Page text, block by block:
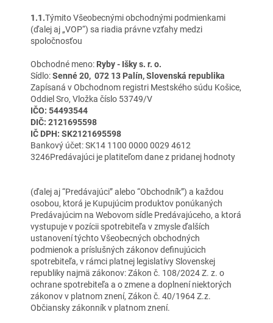
1.1.Týmito Všeobecnými obchodnými podmienkami
(ďalej aj „VOP“) sa riadia právne vzťahy medzi
spoločnosťou
Obchodné meno: Ryby - Išky s. r. o.
Sídlo:Senné 20, 072 13 Palín, Slovenská republika
Zapísaná v Obchodnom registri Mestského súdu Košice,
Oddiel Sro, Vložka číslo 53749/V
IČO: 54493544
DIČ: 2121695598
IČ DPH: SK2121695598
Bankový účet: SK14 1100 0000 0029 4612
3246Predávajúci je platiteľom dane z pridanej hodnoty
(ďalej aj “Predávajúci” alebo “Obchodník”) a každou
osobou, ktorá je Kupujúcim produktov ponúkaných
Predávajúcim na Webovom sídle Predávajúceho, a ktorá
vystupuje v pozícii spotrebiteľa v zmysle ďalších
ustanovení týchto Všeobecných obchodných
podmienok a príslušných zákonov definujúcich
spotrebiteľa, v rámci platnej legislatívy Slovenskej
republiky najmä zákonov: Zákon č. 108/2024 Z. z. o
ochrane spotrebiteľa a o zmene a doplnení niektorých
zákonov v platnom znení, Zákon č. 40/1964 Z.z.
Občiansky zákonník v platnom znení.